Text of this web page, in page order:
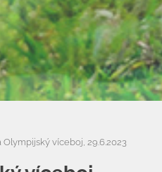
Olympijský víceboj, 29.6.2023